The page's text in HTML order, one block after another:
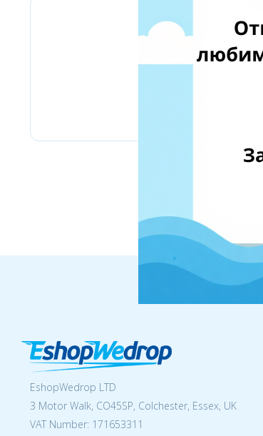
EshopWedrop LTD
3 Motor Walk, CO45SP, Colchester, Essex, UK
VAT Number: 171653311